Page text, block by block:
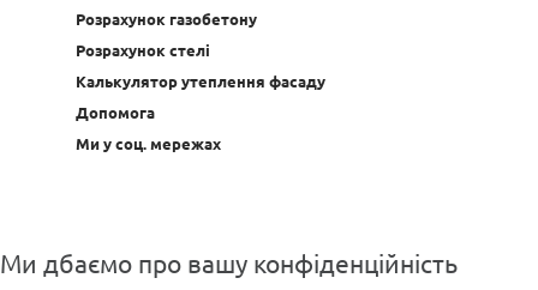
Розрахунок газобетону
Розрахунок стелі
Калькулятор утеплення фасаду
Допомога
Ми у соц. мережах
Ми дбаємо про вашу конфіденційність